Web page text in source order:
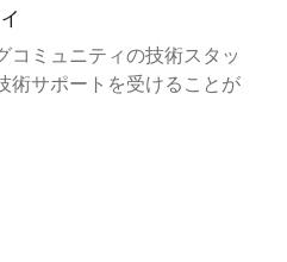
コミュニティの技術スタッ
術サポートを受けることが